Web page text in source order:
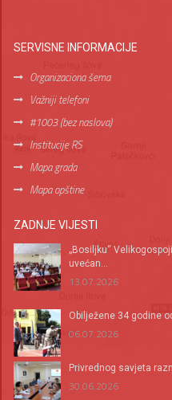
SERVISNE INFORMACIJE
Organizaciona šema
Važniji telefoni
#1003 (bez naslova)
Institucije RS
Mapa grada
Mapa opštine
ZADNJE VIJESTI
„Bosiljku“
uvećan...
13.07.2026
Оbilježene 34 godine
06.07.2026
Privrednog savjeta
30.06.2026